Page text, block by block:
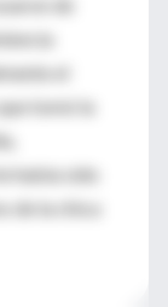
el
tomó la
había sido
de la chica